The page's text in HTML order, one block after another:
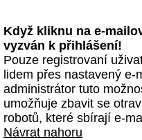
Když kliknu na e-
vyzván k přihlášení!
Pouze registrovaní
lidem přes nastavený
administrátor tuto
umožňuje zbavit se
robotů, které sbírají e-
Návrat nahoru